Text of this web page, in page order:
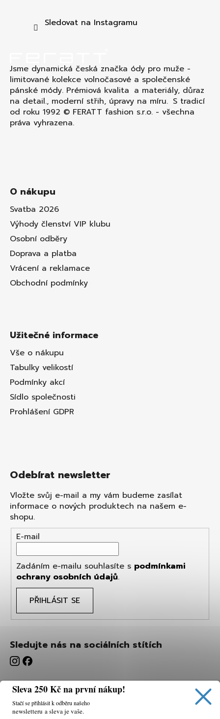
Sledovat na Instagramu
Jsme dynamická česká značka ódy pro muže -
limitované kolekce volnočasové a společenské
pánské módy. Prémiová kvalita a materiály, důraz
na detail., moderní střih, úpravy na míru. S tradicí
od roku 1992 © FERATT fashion s.r.o. - všechna
práva vyhrazena.
O nákupu
Svatba 2026
Výhody členství VIP klubu
Osobní odběry
Doprava a platba
Vrácení a reklamace
Obchodní podmínky
Užitečné informace
Vše o nákupu
Tabulky velikostí
Podmínky akcí
Sídlo společnosti
Prohlášení GDPR
Odebírat newsletter
Vložte svůj e-mail a my vám budeme zasílat
informace o nových produktech na našem e-
shopu.
E-mail
Zadáním e-mailu souhlasíte s podmínkami
ochrany osobních údajů.
PŘIHLÁSIT SE
Sledujte nás na sociálních stítích
Sleva 250 Kč na první nákup!
Stačí se přihlásit k odběru našeho
newsletteru a sleva je vaše.